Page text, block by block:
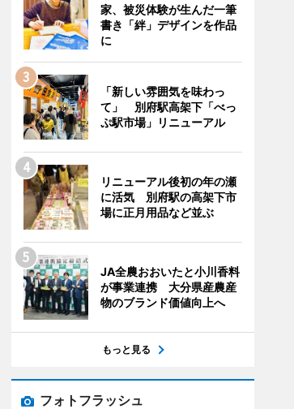
家、被災体験が生んだ一筆
書き「絆」デザインを作品
に
「新しい雰囲気を味わっ
て」 別府駅高架下「べっ
ぷ駅市場」リニューアル
リニューアル後初の年の瀬
に活気 別府駅の高架下市
場に正月用品など並ぶ
JA全農おおいたと小川香料
が事業連携 大分県産農産
物のブランド価値向上へ
もっと見る
フォトフラッシュ